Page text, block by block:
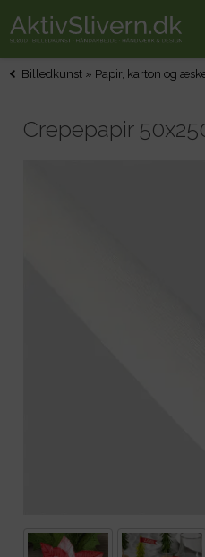
Billedkunst » Papir, karton og
Crepepapir